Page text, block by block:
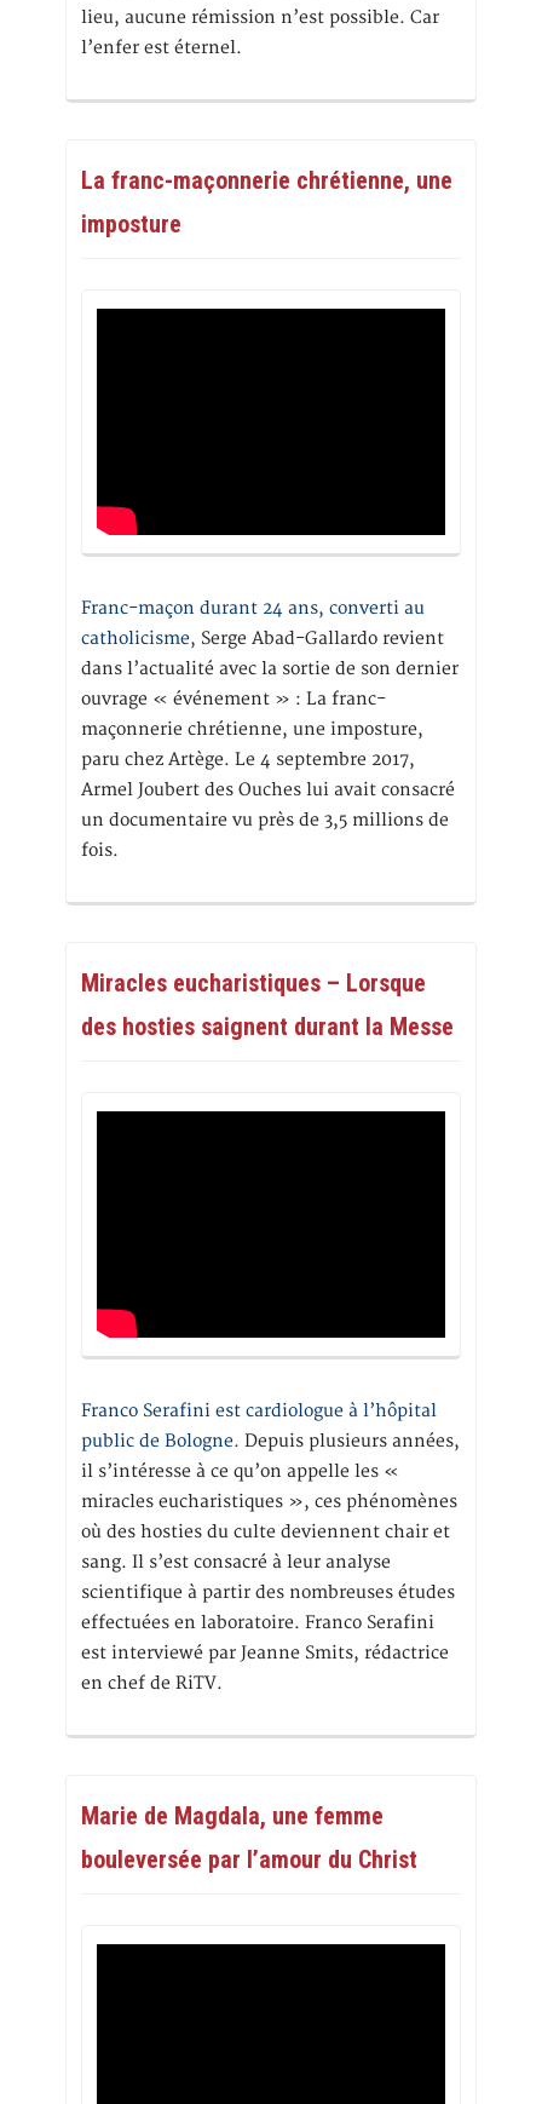
lieu, aucune rémission n’est possible. Car
l’enfer est éternel.
La franc-maçonnerie chrétienne, une
imposture
Franc-maçon durant 24 ans, converti au
catholicisme, Serge Abad-Gallardo revient
dans l’actualité avec la sortie de son dernier
ouvrage « événement » : La franc-
maçonnerie chrétienne, une imposture,
paru chez Artège. Le 4 septembre 2017,
Armel Joubert des Ouches lui avait consacré
un documentaire vu près de 3,5 millions de
fois.
Miracles eucharistiques – Lorsque
des hosties saignent durant la Messe
Franco Serafini est cardiologue à l’hôpital
public de Bologne. Depuis plusieurs années,
il s’intéresse à ce qu’on appelle les «
miracles eucharistiques », ces phénomènes
où des hosties du culte deviennent chair et
sang. Il s’est consacré à leur analyse
scientifique à partir des nombreuses études
effectuées en laboratoire. Franco Serafini
est interviewé par Jeanne Smits, rédactrice
en chef de RiTV.
Marie de Magdala, une femme
bouleversée par l’amour du Christ